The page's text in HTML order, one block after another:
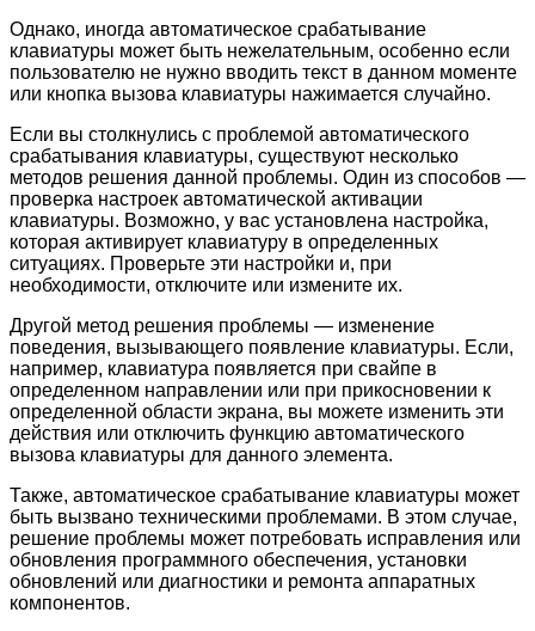
Однако, иногда автоматическое срабатывание
клавиатуры может быть нежелательным, особенно если
пользователю не нужно вводить текст в данном моменте
или кнопка вызова клавиатуры нажимается случайно.
Если вы столкнулись с проблемой автоматического
срабатывания клавиатуры, существуют несколько
методов решения данной проблемы. Один из способов —
проверка настроек автоматической активации
клавиатуры. Возможно, у вас установлена настройка,
которая активирует клавиатуру в определенных
ситуациях. Проверьте эти настройки и, при
необходимости, отключите или измените их.
Другой метод решения проблемы — изменение
поведения, вызывающего появление клавиатуры. Если,
например, клавиатура появляется при свайпе в
определенном направлении или при прикосновении к
определенной области экрана, вы можете изменить эти
действия или отключить функцию автоматического
вызова клавиатуры для данного элемента.
Также, автоматическое срабатывание клавиатуры может
быть вызвано техническими проблемами. В этом случае,
решение проблемы может потребовать исправления или
обновления программного обеспечения, установки
обновлений или диагностики и ремонта аппаратных
компонентов.